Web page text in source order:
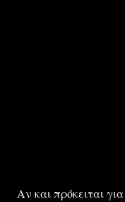
Αν και πρόκειται